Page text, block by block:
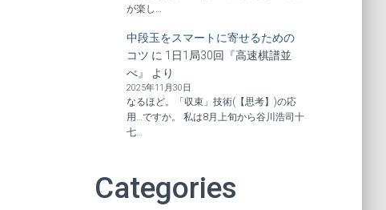
が楽し…
中段玉をスマートに寄せるための
コツ に 1日1局30回『高速棋譜並
べ』
より
2025年11月30日
なるほど。「収束」技術(【思考】)の応
用…ですか。 私は8月上旬から谷川浩司十
七…
Categories